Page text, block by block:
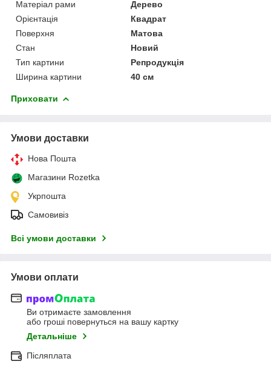
Матеріал рами
Дерево
Орієнтація
Квадрат
Поверхня
Матова
Стан
Новий
Тип картини
Репродукція
Ширина картини
40 см
Приховати
Умови доставки
Нова Пошта
Магазини Rozetka
Укрпошта
Самовивіз
Всі умови доставки
Умови оплати
Ви отримаєте замовлення
або гроші повернуться на вашу картку
Детальніше
Післяплата